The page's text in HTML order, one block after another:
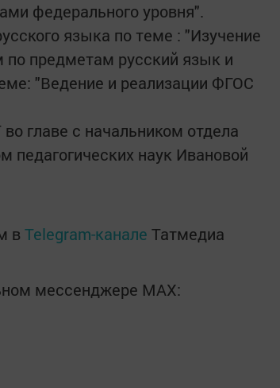
федерального уровня".
языка по теме : "Изучение
предметам русский язык и
"Ведение и реализации ФГОС
главе с начальником отдела
наук Ивановой
в Telegram-канале Татмедиа
мессенджере MАХ: